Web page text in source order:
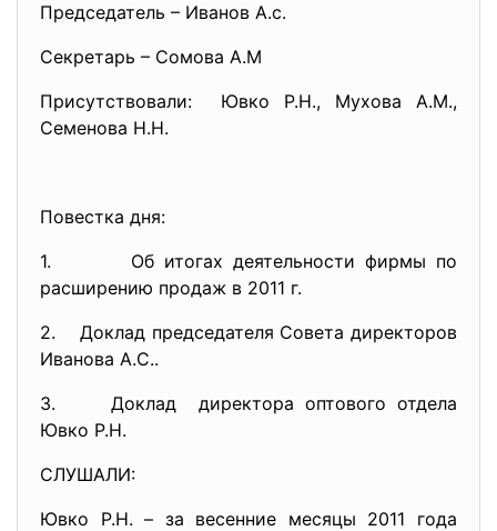
Председатель – Иванов А.с.
Секретарь – Сомова А.М
Присутствовали: Ювко Р.Н., Мухова A.M.,
Семенова Н.Н.
Повестка дня:
1. Об итогах деятельности фирмы по
расширению продаж в 2011 г.
2. Доклад председателя Совета директоров
Иванова А.С..
3. Доклад директора оптового отдела
Ювко Р.Н.
СЛУШАЛИ:
Ювко Р.Н. – за весенние месяцы 2011 года